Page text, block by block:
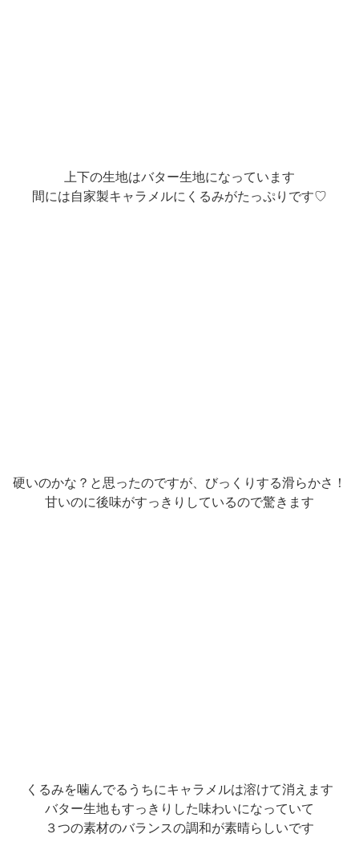
上下の生地はバター生地になっています
間には自家製キャラメルにくるみがたっぷりです♡
硬いのかな？と思ったのですが、びっくりする滑らかさ！
甘いのに後味がすっきりしているので驚きます
くるみを噛んでるうちにキャラメルは溶けて消えます
バター生地もすっきりした味わいになっていて
３つの素材のバランスの調和が素晴らしいです